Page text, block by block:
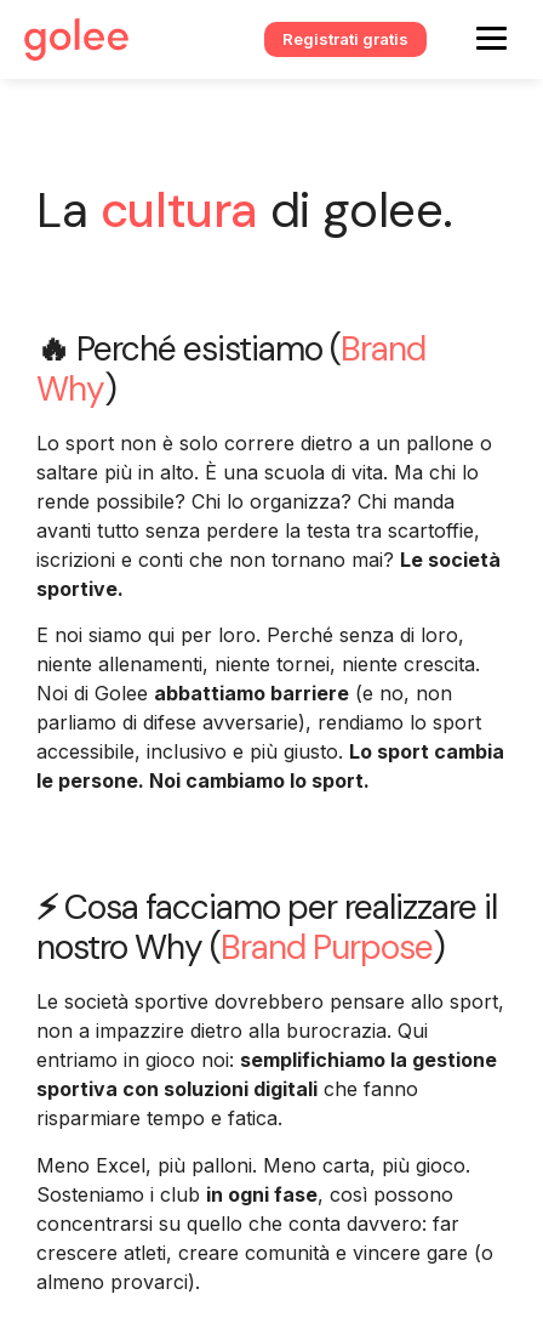
Registrati gratis
La cultura di golee.
🔥 Perché esistiamo (Brand
Why)
Lo sport non è solo correre dietro a un pallone o
saltare più in alto. È una scuola di vita. Ma chi lo
rende possibile? Chi lo organizza? Chi manda
avanti tutto senza perdere la testa tra scartoffie,
iscrizioni e conti che non tornano mai? Le società
sportive.
E noi siamo qui per loro. Perché senza di loro,
niente allenamenti, niente tornei, niente crescita.
Noi di Golee abbattiamo barriere (e no, non
parliamo di difese avversarie), rendiamo lo sport
accessibile, inclusivo e più giusto. Lo sport cambia
le persone. Noi cambiamo lo sport.
⚡Cosa facciamo per realizzare il
nostro Why (Brand Purpose)
Le società sportive dovrebbero pensare allo sport,
non a impazzire dietro alla burocrazia. Qui
entriamo in gioco noi: semplifichiamo la gestione
sportiva con soluzioni digitali che fanno
risparmiare tempo e fatica.
Meno Excel, più palloni. Meno carta, più gioco.
Sosteniamo i club in ogni fase, così possono
concentrarsi su quello che conta davvero: far
crescere atleti, creare comunità e vincere gare (o
almeno provarci).